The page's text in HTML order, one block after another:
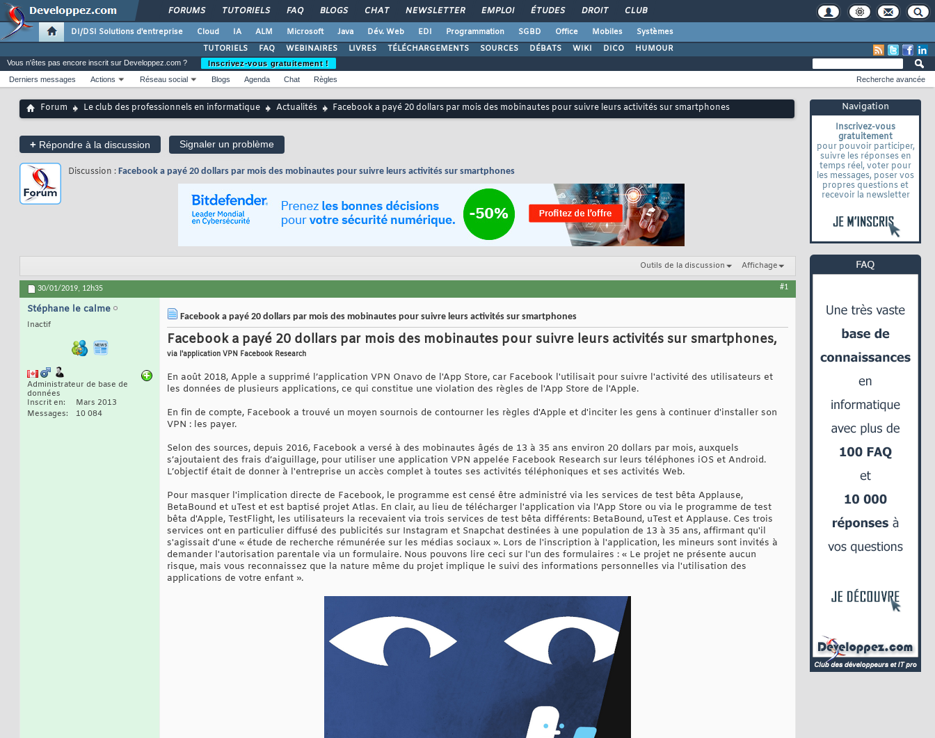
FORUMS TUTORIELS FAQ BLOGS CHAT NEWSLETTER EMPLOI ÉTUDES DROIT CLUB
DI/DSI Solutions d'entreprise Cloud IA ALM Microsoft Java Dév. Web EDI Programmation SGBD Office Mobiles
Systèmes
TUTORIELS
FAQ WEBINAIRES LIVRES TÉLÉCHARGEMENTS SOURCES DÉBATS WIKI DICO HUMOUR
Navigation
Inscrivez-vous
gratuitement
pour pouvoir participer,
suivre les réponses en
temps réel, voter pour
les messages, poser vos
propres questions et
recevoir la newsletter
Vous n'êtes pas encore inscrit sur Developpez.com ?
Inscrivez-vous gratuitement !
Derniers messages
Actions Réseau social Blogs Agenda Chat Règles Recherche avancée
Forum Le club des professionnels en informatique Actualités Facebook a payé 20 dollars par mois des mobinautes pour suivre leurs activités sur smartphones
+ Répondre à la discussion Signaler un problème
Discussion : Facebook a payé 20 dollars par mois des mobinautes pour suivre leurs activités sur smartphones
Outils de la discussion Affichage
30/01/2019, 12h35 #1
Stéphane le calme
Inactif
Administrateur de base de
données
Inscrit en
Mars 2013
Messages
10 084
Facebook a payé 20 dollars par mois des mobinautes pour suivre leurs activités sur smartphones
Facebook a payé 20 dollars par mois des mobinautes pour suivre leurs activités sur smartphones,
via l'application VPN Facebook Research
En août 2018, Apple a supprimé l’application VPN Onavo de l'App Store, car Facebook l'utilisait pour suivre l'activité des utilisateurs et
les données de plusieurs applications, ce qui constitue une violation des règles de l'App Store de l'Apple.
En fin de compte, Facebook a trouvé un moyen sournois de contourner les règles d'Apple et d'inciter les gens à continuer d'installer son
VPN : les payer.
Selon des sources, depuis 2016, Facebook a versé à des mobinautes âgés de 13 à 35 ans environ 20 dollars par mois, auxquels
s’ajoutaient des frais d’aiguillage, pour utiliser une application VPN appelée Facebook Research sur leurs téléphones iOS et Android.
L’objectif était de donner à l'entreprise un accès complet à toutes ses activités téléphoniques et ses activités Web.
Pour masquer l'implication directe de Facebook, le programme est censé être administré via les services de test bêta Applause,
BetaBound et uTest et est baptisé projet Atlas. En clair, au lieu de télécharger l'application via l'App Store ou via le programme de test
bêta d'Apple, TestFlight, les utilisateurs la recevaient via trois services de test bêta différents: BetaBound, uTest et Applause. Ces trois
services ont en particulier diffusé des publicités sur Instagram et Snapchat destinées à une population de 13 à 35 ans, affirmant qu'il
s'agissait d'une « étude de recherche rémunérée sur les médias sociaux ». Lors de l'inscription à l'application, les mineurs sont invités à
demander l'autorisation parentale via un formulaire. Nous pouvons lire ceci sur l'un des formulaires : « Le projet ne présente aucun
risque, mais vous reconnaissez que la nature même du projet implique le suivi des informations personnelles via l'utilisation des
applications de votre enfant ».